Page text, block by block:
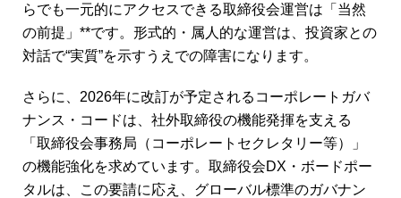
らでも一元的にアクセスできる取締役会運営は「当然
の前提」**です。形式的・属人的な運営は、投資家との
対話で“実質”を示すうえでの障害になります。
さらに、2026年に改訂が予定されるコーポレートガバ
ナンス・コードは、社外取締役の機能発揮を支える
「取締役会事務局（コーポレートセクレタリー等）」
の機能強化を求めています。取締役会DX・ボードポー
タルは、この要請に応え、グローバル標準のガバナン